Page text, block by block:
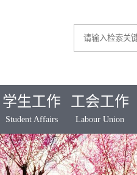
学生工作
Student Affairs
工会工作
Labour Union